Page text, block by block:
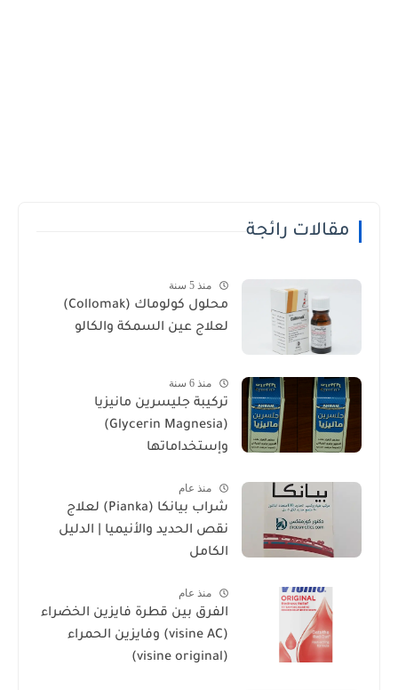
مقالات رائجة
منذ 5 سنة
محلول كولوماك (Collomak)
لعلاج عين السمكة والكالو
منذ 6 سنة
تركيبة جليسرين مانيزيا
(Glycerin Magnesia)
وإستخداماتها
منذ عام
شراب بيانكا (Pianka) لعلاج
نقص الحديد والأنيميا | الدليل
الكامل
منذ عام
الفرق بين قطرة فايزين الخضراء
(visine AC) وفايزين الحمراء
(visine original)